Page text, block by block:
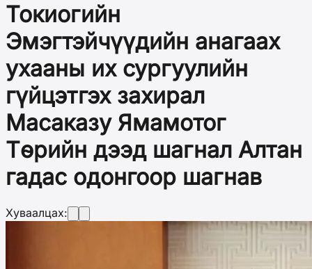
Токиогийн
Эмэгтэйчүүдийн анагаах
ухааны их сургуулийн
гүйцэтгэх захирал
Масаказу Ямамотог
Төрийн дээд шагнал Алтан
гадас одонгоор шагнав
Хуваалцах: